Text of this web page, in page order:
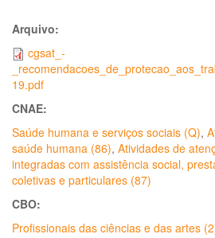
Arquivo:
cgsat_-
19.pdf
CNAE:
Saúde humana e serviços sociais (Q),
saúde humana (86), Atividades de
integradas com assistência social,
coletivas e particulares (87)
CBO:
Profissionais das ciências e das artes